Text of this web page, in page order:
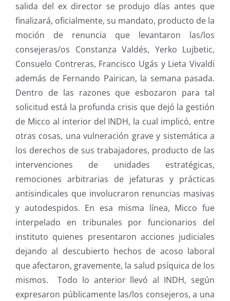
salida del ex director se produjo días antes que
finalizará, oficialmente, su mandato, producto de la
moción de renuncia que levantaron las/los
consejeras/os Constanza Valdés, Yerko Lujbetic,
Consuelo Contreras, Francisco Ugás y Lieta Vivaldi
además de Fernando Pairican, la semana pasada.
Dentro de las razones que esbozaron para tal
solicitud está la profunda crisis que dejó la gestión
de Micco al interior del INDH, la cual implicó, entre
otras cosas, una vulneración grave y sistemática a
los derechos de sus trabajadores, producto de las
intervenciones de unidades estratégicas,
remociones arbitrarias de jefaturas y prácticas
antisindicales que involucraron renuncias masivas
y autodespidos. En esa misma línea, Micco fue
interpelado en tribunales por funcionarios del
instituto quienes presentaron acciones judiciales
dejando al descubierto hechos de acoso laboral
que afectaron, gravemente, la salud psíquica de los
mismos. Todo lo anterior llevó al INDH, según
expresaron públicamente las/los consejeros, a una